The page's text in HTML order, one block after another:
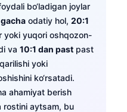
bo‘ladigan joylar
odatiy hol, 20:1
yoki yuqori oshqozon-
va 10:1 dan past past
yoki
ko‘rsatadi.
ahamiyat berish
rostini aytsam, bu